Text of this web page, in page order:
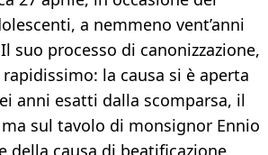
a nemmeno vent’anni
suo processo di canonizzazione,
la causa si è aperta
anni esatti dalla scomparsa, il
sul tavolo di monsignor Ennio
della causa di beatificazione